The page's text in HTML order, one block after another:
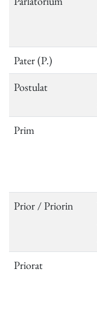
Pater (P.)
Postulat
Prim
Prior / Priorin
Priorat